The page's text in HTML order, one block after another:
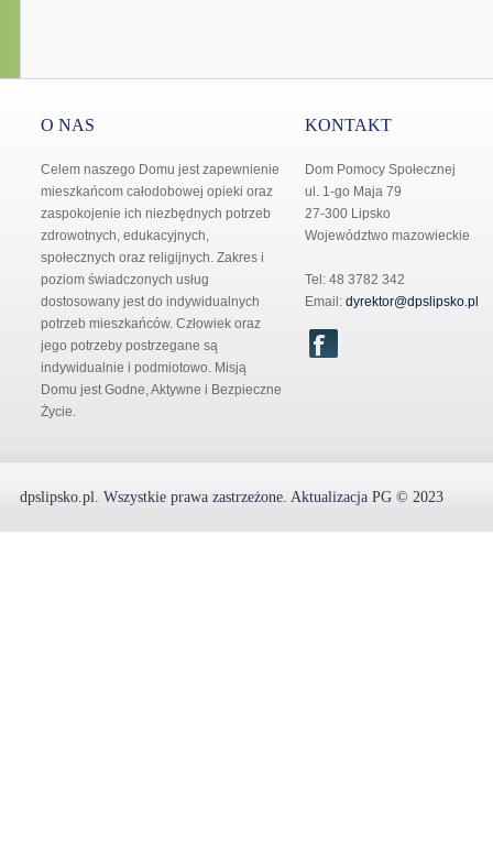
O NAS
Celem naszego Domu jest zapewnienie
mieszkańcom całodobowej opieki oraz
zaspokojenie ich niezbędnych potrzeb
zdrowotnych, edukacyjnych,
społecznych oraz religijnych. Zakres i
poziom świadczonych usług
dostosowany jest do indywidualnych
potrzeb mieszkańców. Człowiek oraz
jego potrzeby postrzegane są
indywidualnie i podmiotowo. Misją
Domu jest Godne, Aktywne i Bezpieczne
Życie.
KONTAKT
Dom Pomocy Społecznej
ul. 1-go Maja 79
27-300 Lipsko
Województwo mazowieckie
Tel: 48 3782 342
Email: dyrektor@dpslipsko.pl
dpslipsko.pl. Wszystkie prawa zastrzeżone. Aktualizacja PG © 2023